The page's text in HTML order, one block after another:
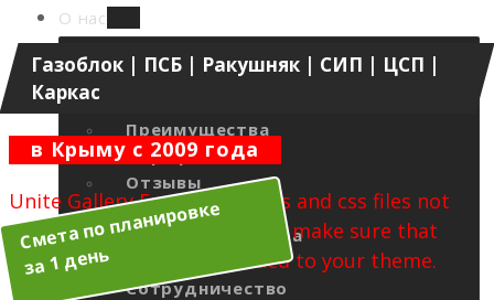
О нас
Новости
Преимущества
Портфолио
Отзывы
Блог
Записки инженера
Сотрудничество
Газоблок | ПСБ | Ракушняк | СИП | ЦСП |
Каркас
в Крыму с 2009 года
Смета по планировке
за 1 день
Unite Gallery Error - gallery js and css files not
included in the footer. Please make sure that
wp_footer() function is added to your theme.